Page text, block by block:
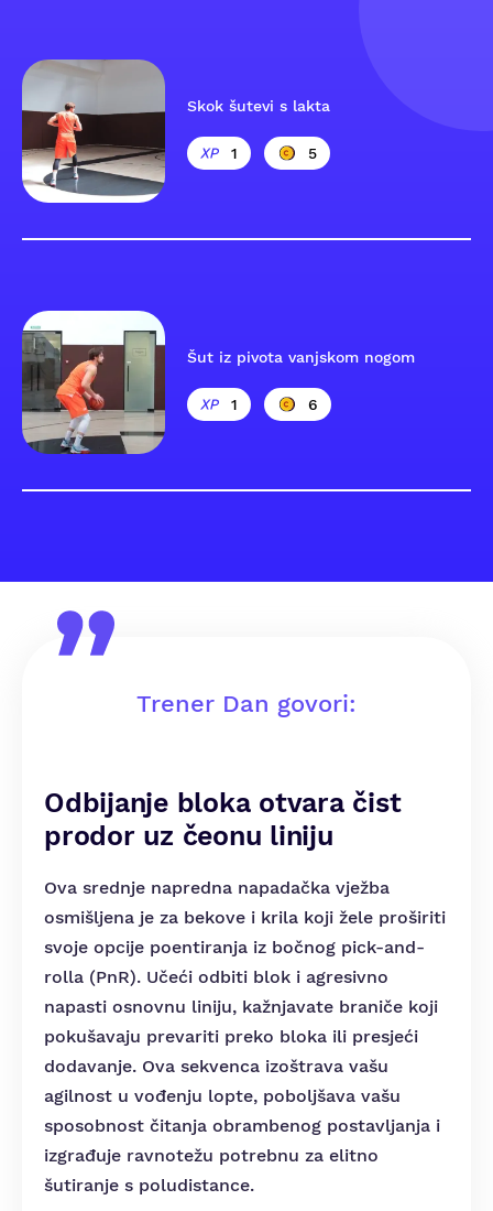
Skok šutevi s lakta
1 5
Šut iz pivota vanjskom nogom
1 6
Trener Dan govori:
Odbijanje bloka otvara čist
prodor uz čeonu liniju
Ova srednje napredna napadačka vježba
osmišljena je za bekove i krila koji žele proširiti
svoje opcije poentiranja iz bočnog pick-and-
rolla (PnR). Učeći odbiti blok i agresivno
napasti osnovnu liniju, kažnjavate braniče koji
pokušavaju prevariti preko bloka ili presjeći
dodavanje. Ova sekvenca izoštrava vašu
agilnost u vođenju lopte, poboljšava vašu
sposobnost čitanja obrambenog postavljanja i
izgrađuje ravnotežu potrebnu za elitno
šutiranje s poludistance.